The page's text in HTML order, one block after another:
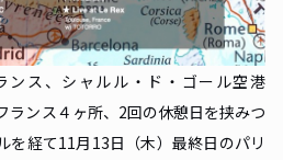
ンス、シャルル・ド・ゴール空港
ランス４ヶ所、2回の休憩日を挟みつ
を経て11月13日（木）最終日のパリ